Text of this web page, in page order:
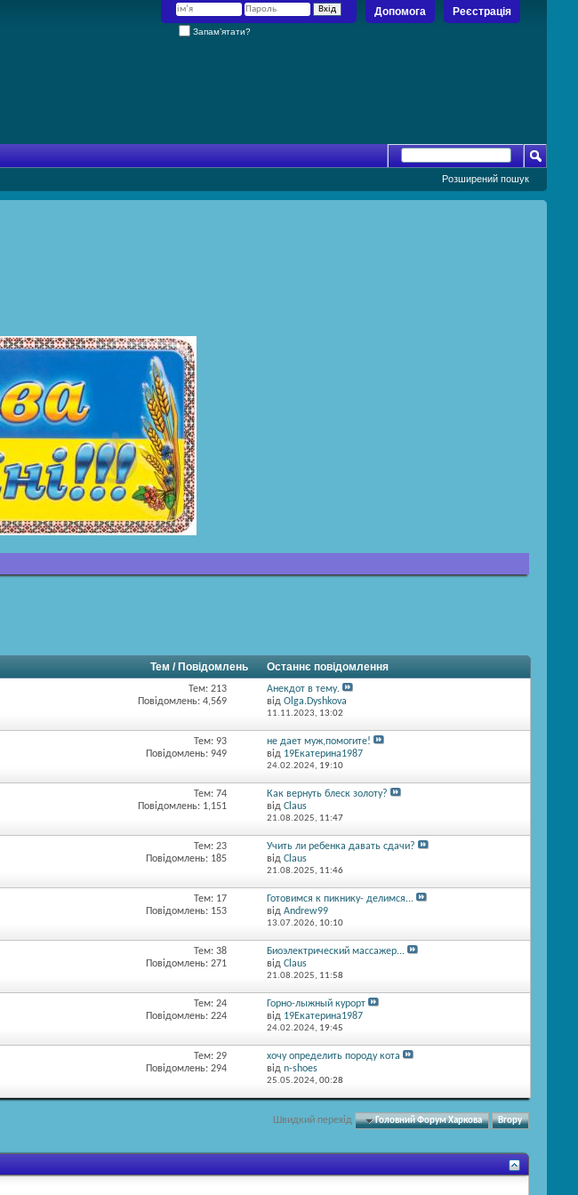
Реєстрація
Допомога
Запам’ятати?
Розширений пошук
Тем / Повідомлень Останнє повідомлення
Тем: 213
Повідомлень: 4,569
Анекдот в тему.
від Olga.Dyshkova
11.11.2023, 13:02
Тем: 93
Повідомлень: 949
не дает муж,помогите!
від 19Екатерина1987
24.02.2024, 19:10
Тем: 74
Повідомлень: 1,151
Как вернуть блеск золоту?
від Claus
21.08.2025, 11:47
Тем: 23
Повідомлень: 185
Учить ли ребенка давать сдачи?
від Claus
21.08.2025, 11:46
Тем: 17
Повідомлень: 153
Готовимся к пикнику- делимся...
від Andrew99
13.07.2026, 10:10
Тем: 38
Повідомлень: 271
Биоэлектрический массажер...
від Claus
21.08.2025, 11:58
Тем: 24
Повідомлень: 224
Горно-лыжный курорт
від 19Екатерина1987
24.02.2024, 19:45
Тем: 29
Повідомлень: 294
хочу определить породу кота
від n-shoes
25.05.2024, 00:28
Швидкий перехід Головний Форум Харкова Вгору